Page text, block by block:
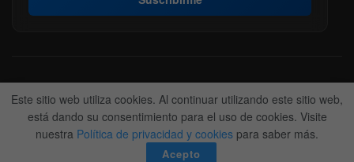
Acerca de nosotros Politica Editorial
Nuestro Equipo
Contactanos
Anunciate
© 2022-2026BitFinanzas- Hecho porTeam DM. 😎
Este sitio web utiliza cookies. Al continuar utilizando este sitio web,
está dando su consentimiento para el uso de cookies. Visite
nuestra Política de privacidad y cookies para saber más.
Acepto